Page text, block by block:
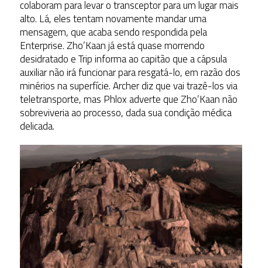
colaboram para levar o transceptor para um lugar mais
alto. Lá, eles tentam novamente mandar uma
mensagem, que acaba sendo respondida pela
Enterprise. Zho’Kaan já está quase morrendo
desidratado e Trip informa ao capitão que a cápsula
auxiliar não irá funcionar para resgatá-lo, em razão dos
minérios na superfície. Archer diz que vai trazê-los via
teletransporte, mas Phlox adverte que Zho’Kaan não
sobreviveria ao processo, dada sua condição médica
delicada.